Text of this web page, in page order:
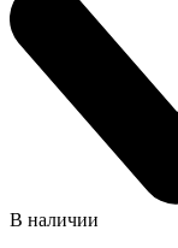
В наличии